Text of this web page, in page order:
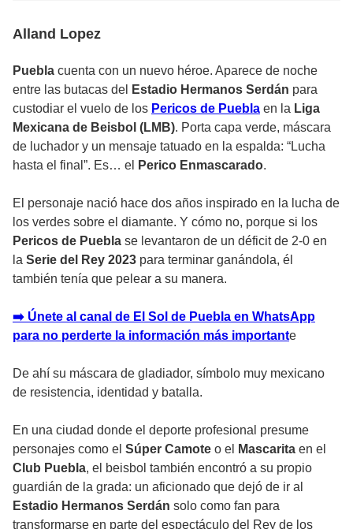
Alland Lopez
Puebla cuenta con un nuevo héroe. Aparece de noche
entre las butacas del
Estadio Hermanos Serdán para
custodiar el vuelo de los Pericos de Puebla en la Liga
Mexicana de Beisbol (LMB). Porta capa verde, máscara
de luchador y un mensaje tatuado en la espalda: “Lucha
hasta el final”. Es… el
Perico Enmascarado.
El personaje nació hace dos años inspirado en la lucha de
los verdes sobre el diamante. Y cómo no, porque si los
Pericos de Puebla se levantaron de un déficit de 2-0 en
la Serie del Rey 2023 para terminar ganándola, él
también tenía que pelear a su manera.
➡️ Únete al canal de El Sol de Puebla en WhatsApp
para no perderte la información más importante
De ahí su máscara de gladiador, símbolo muy mexicano
de resistencia, identidad y batalla.
En una ciudad donde el deporte profesional presume
personajes como el Súper Camote o el Mascarita en el
Club Puebla, el beisbol también encontró a su propio
guardián de la grada: un aficionado que dejó de ir al
Estadio Hermanos Serdán solo como fan para
transformarse en parte del espectáculo del Rey de los